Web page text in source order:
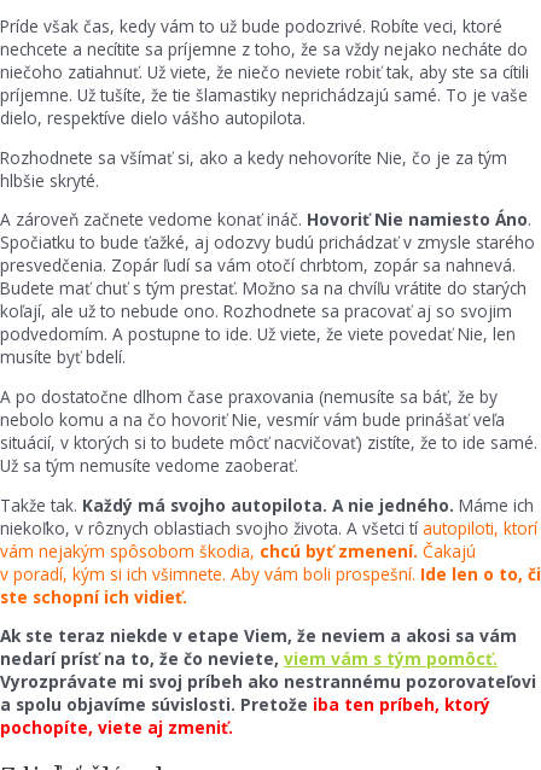
Príde však čas, kedy vám to už bude podozrivé. Robíte veci, ktoré
nechcete a necítite sa príjemne z toho, že sa vždy nejako necháte do
niečoho zatiahnuť. Už viete, že niečo neviete robiť tak, aby ste sa cítili
príjemne. Už tušíte, že tie šlamastiky neprichádzajú samé. To je vaše
dielo, respektíve dielo vášho autopilota.
Rozhodnete sa všímať si, ako a kedy nehovoríte Nie, čo je za tým
hlbšie skryté.
A zároveň začnete vedome konať ináč. Hovoriť Nie namiesto Áno.
Spočiatku to bude ťažké, aj odozvy budú prichádzať v zmysle starého
presvedčenia. Zopár ľudí sa vám otočí chrbtom, zopár sa nahnevá.
Budete mať chuť s tým prestať. Možno sa na chvíľu vrátite do starých
koľají, ale už to nebude ono. Rozhodnete sa pracovať aj so svojim
podvedomím. A postupne to ide. Už viete, že viete povedať Nie, len
musíte byť bdelí.
A po dostatočne dlhom čase praxovania (nemusíte sa báť, že by
nebolo komu a na čo hovoriť Nie, vesmír vám bude prinášať veľa
situácií, v ktorých si to budete môcť nacvičovať) zistíte, že to ide samé.
Už sa tým nemusíte vedome zaoberať.
Takže tak. Každý má svojho autopilota. A nie jedného. Máme ich
niekoľko, v rôznych oblastiach svojho života. A všetci tí autopiloti, ktorí
vám nejakým spôsobom škodia, chcú byť zmenení. Čakajú
v poradí, kým si ich všimnete. Aby vám boli prospešní. Ide len o to, či
ste schopní ich vidieť.
Ak ste teraz niekde v etape Viem, že neviem a akosi sa vám
nedarí prísť na to, že čo neviete, viem vám s tým pomôcť.
Vyrozprávate mi svoj príbeh ako nestrannému pozorovateľovi
a spolu objavíme súvislosti. Pretože iba ten príbeh, ktorý
pochopíte, viete aj zmeniť.